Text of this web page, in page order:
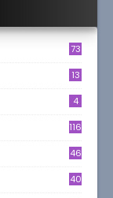
73
13
4
116
46
40